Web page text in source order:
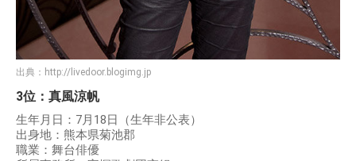
出典： http://livedoor.blogimg.jp
3位：真風涼帆
生年月日：7月18日（生年非公表）
出身地：熊本県菊池郡
職業：舞台俳優